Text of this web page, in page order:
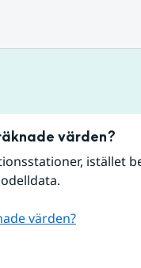
värden?
istället
värden?